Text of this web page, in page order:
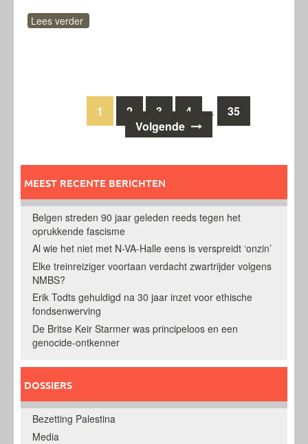
Lees verder
Berichten
1 2 3 4 …
35
Volgende
MEEST RECENTE BERICHTEN
Belgen streden 90 jaar geleden reeds tegen het
oprukkende fascisme
Al wie het niet met N-VA-Halle eens is verspreidt ‘onzin’
Elke treinreiziger voortaan verdacht zwartrijder volgens
NMBS?
Erik Todts gehuldigd na 30 jaar inzet voor ethische
fondsenwerving
De Britse Keir Starmer was principeloos en een
genocide-ontkenner
DOSSIERS
Bezetting Palestina
Media